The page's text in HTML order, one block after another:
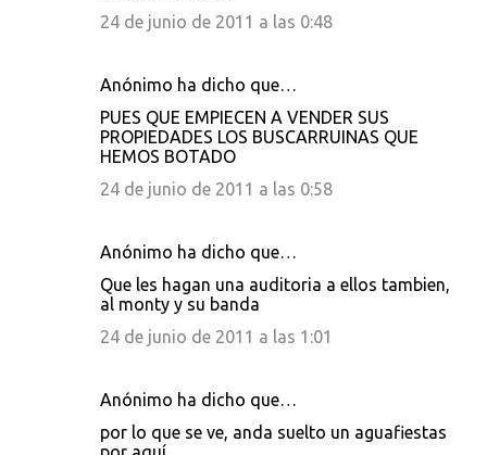
24 de junio de 2011 a las 0:48
Anónimo ha dicho que…
PUES QUE EMPIECEN A VENDER SUS
PROPIEDADES LOS BUSCARRUINAS QUE
HEMOS BOTADO
24 de junio de 2011 a las 0:58
Anónimo ha dicho que…
Que les hagan una auditoria a ellos tambien,
al monty y su banda
24 de junio de 2011 a las 1:01
Anónimo ha dicho que…
por lo que se ve, anda suelto un aguafiestas